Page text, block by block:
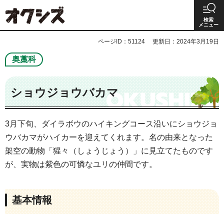
検索
メニュー
ページID：51124 更新日：2024年3月19日
奥藁科
ショウジョウバカマ
3月下旬、ダイラボウのハイキングコース沿いにショウジョ
ウバカマがハイカーを迎えてくれます。名の由来となった
架空の動物「猩々（しょうじょう）」に見立てたものです
が、実物は紫色の可憐なユリの仲間です。
基本情報